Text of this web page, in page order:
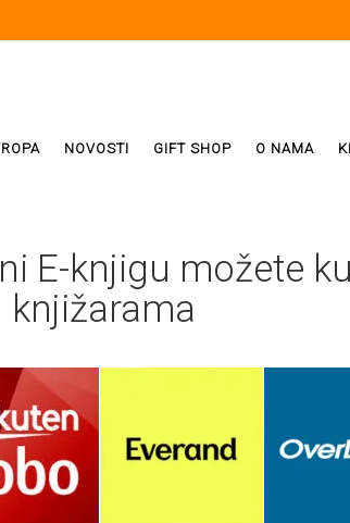
NOVOSTI GIFT SHOP O NAMA
E-knjigu možete
knjižarama